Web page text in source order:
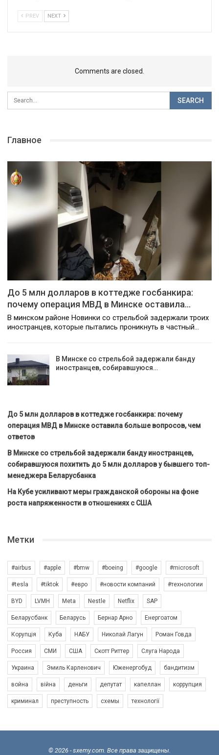
PREV NEXT
Comments are closed.
Главное
До 5 млн долларов в коттедже госбанкира:
почему операция МВД в Минске оставила…
В минском районе Новинки со стрельбой задержали троих
иностранцев, которые пытались проникнуть в частный…
В Минске со стрельбой задержали банду
иностранцев, собиравшуюся…
До 5 млн долларов в коттедже госбанкира: почему
операция МВД в Минске оставила больше вопросов, чем
ответов
В Минске со стрельбой задержали банду иностранцев,
собиравшуюся похитить до 5 млн долларов у бывшего топ-
менеджера Беларусбанка
На Кубе усиливают меры гражданской обороны на фоне
роста напряженности в отношениях с США
Метки
#airbus #apple #bmw #boeing #google #microsoft
#tesla #tiktok #евро #новости компаний #технологии
BYD LVMH Meta Nestle Netflix SAP
Беларусбанк Беларусь Бернар Арно Енергоатом
Корупція Куба НАБУ Николай Лагун Роман Говда
Россия СМИ США Скотт Риттер Слуга Народа
Украина Эмиль Карленович Юженергобуд бандитизм
война війна деньги депутат капеллан коррупция
криминал преступность схемы технології
© 2026 - sxemy.com. Все права защищены.